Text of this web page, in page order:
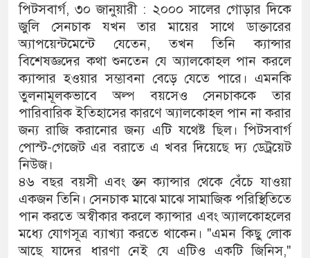
পিটসবার্গ, ৩০ জানুয়ারী : ২০০০ সালের গোড়ার দিকে
জুলি সেনচাক যখন তার মায়ের সাথে ডাক্তারের
অ্যাপয়েন্টমেন্টে যেতেন, তখন তিনি ক্যান্সার
বিশেষজ্ঞদের কথা শুনতেন যে অ্যালকোহল পান করলে
ক্যান্সার হওয়ার সম্ভাবনা বেড়ে যেতে পারে। এমনকি
তুলনামূলকভাবে অল্প বয়সেও সেনচাককে তার
পারিবারিক ইতিহাসের কারণে অ্যালকোহল পান না করার
জন্য রাজি করানোর জন্য এটি যথেষ্ট ছিল। পিটসবার্গ
পোস্ট-গেজেট এর বরাতে এ খবর দিয়েছে দ্য ডেট্রয়েট
নিউজ।
৪৬ বছর বয়সী এবং স্তন ক্যান্সার থেকে বেঁচে যাওয়া
একজন তিনি। সেনচাক মাঝে মাঝে সামাজিক পরিস্থিতিতে
পান করতে অস্বীকার করলে ক্যান্সার এবং অ্যালকোহলের
মধ্যে যোগসূত্র ব্যাখ্যা করতে থাকেন। "এমন কিছু লোক
আছে যাদের ধারণা নেই যে এটিও একটি জিনিস,"